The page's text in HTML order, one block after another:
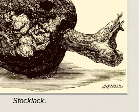
Stocklack.